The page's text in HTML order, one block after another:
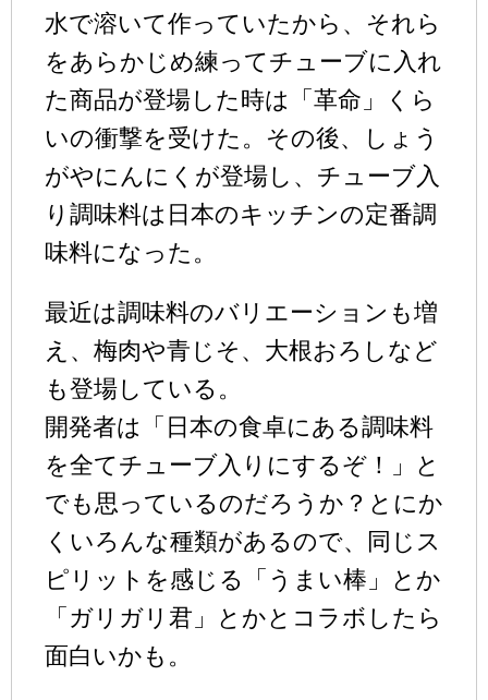
水で溶いて作っていたから、それら
をあらかじめ練ってチューブに入れ
た商品が登場した時は「革命」くら
いの衝撃を受けた。その後、しょう
がやにんにくが登場し、チューブ入
り調味料は日本のキッチンの定番調
味料になった。
最近は調味料のバリエーションも増
え、梅肉や青じそ、大根おろしなど
も登場している。
開発者は「日本の食卓にある調味料
を全てチューブ入りにするぞ！」と
でも思っているのだろうか？とにか
くいろんな種類があるので、同じス
ピリットを感じる「うまい棒」とか
「ガリガリ君」とかとコラボしたら
面白いかも。